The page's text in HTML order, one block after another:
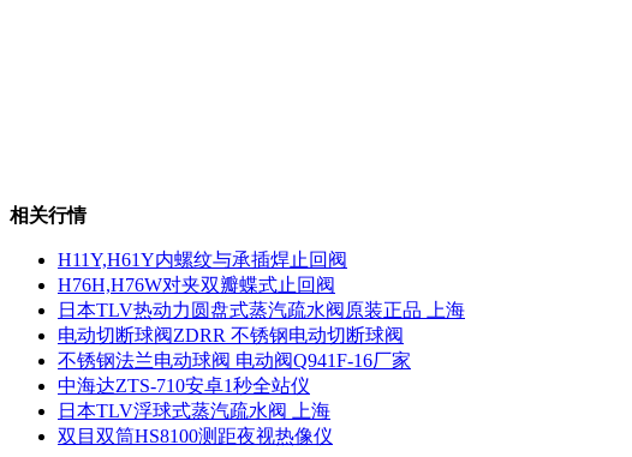
相关行情
H11Y,H61Y内螺纹与承插焊止回阀
H76H,H76W对夹双瓣蝶式止回阀
日本TLV热动力圆盘式蒸汽疏水阀原装正品 上海
电动切断球阀ZDRR 不锈钢电动切断球阀
不锈钢法兰电动球阀 电动阀Q941F-16厂家
中海达ZTS-710安卓1秒全站仪
日本TLV浮球式蒸汽疏水阀 上海
双目双筒HS8100测距夜视热像仪